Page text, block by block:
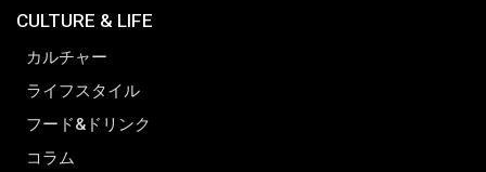
CULTURE & LIFE
カルチャー
ライフスタイル
フード&ドリンク
コラム